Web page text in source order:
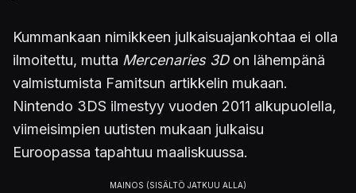
Kummankaan nimikkeen julkaisuajankohtaa ei olla
ilmoitettu, mutta Mercenaries 3Don lähempänä
valmistumista Famitsun artikkelin mukaan.
Nintendo 3DS ilmestyy vuoden 2011 alkupuolella,
viimeisimpien uutisten mukaan julkaisu
Euroopassa tapahtuu maaliskuussa.